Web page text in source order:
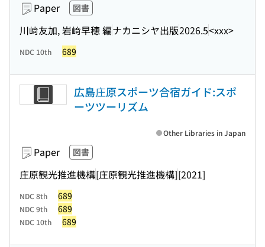
Paper 図書
川﨑友加, 岩﨑早穂 編ナカニシヤ出版2026.5<xxx>
NDC 10th 689
広島庄原スポーツ合宿ガイド:スポ
ーツツーリズム
Paper 図書
庄原観光推進機構[庄原観光推進機構][2021]
Other Libraries in Japan
NDC 8th 689
NDC 9th 689
NDC 10th 689